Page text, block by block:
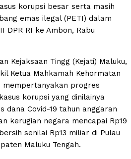
korupsi besar serta masih
emas ilegal (PETI) dalam
DPR RI ke Ambon, Rabu
Kejaksaan Tingg (Kejati) Maluku,
Ketua Mahkamah Kehormatan
mempertanyakan progres
korupsi yang dinilainya
dana Covid-19 tahun anggaran
kerugian negara mencapai Rp19
senilai Rp13 miliar di Pulau
Maluku Tengah.